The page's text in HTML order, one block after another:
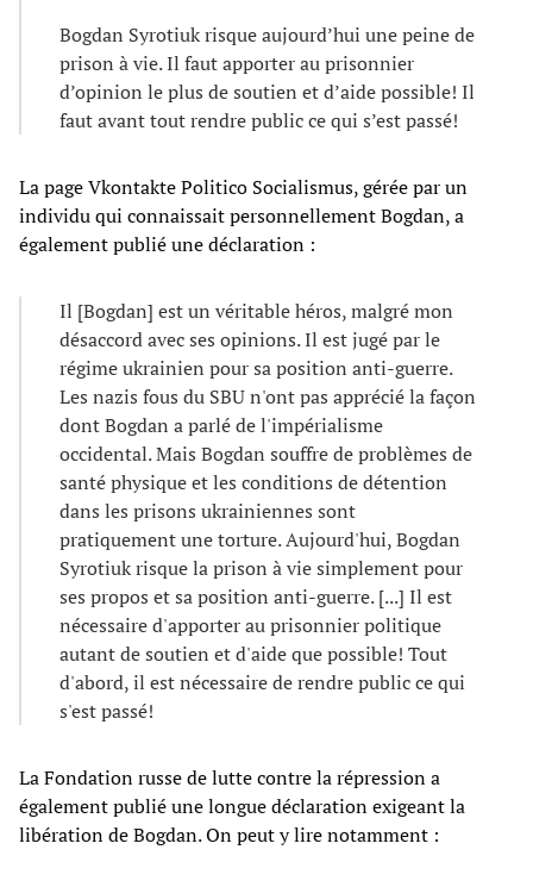
Bogdan Syrotiuk risque aujourd’hui une peine de
prison à vie. Il faut apporter au prisonnier
d’opinion le plus de soutien et d’aide possible! Il
faut avant tout rendre public ce qui s’est passé!
La page Vkontakte Politico Socialismus, gérée par un
individu qui connaissait personnellement Bogdan, a
également publié une déclaration :
Il [Bogdan] est un véritable héros, malgré mon
désaccord avec ses opinions. Il est jugé par le
régime ukrainien pour sa position anti-guerre.
Les nazis fous du SBU n'ont pas apprécié la façon
dont Bogdan a parlé de l'impérialisme
occidental. Mais Bogdan souffre de problèmes de
santé physique et les conditions de détention
dans les prisons ukrainiennes sont
pratiquement une torture. Aujourd'hui, Bogdan
Syrotiuk risque la prison à vie simplement pour
ses propos et sa position anti-guerre. [...] Il est
nécessaire d'apporter au prisonnier politique
autant de soutien et d'aide que possible! Tout
d'abord, il est nécessaire de rendre public ce qui
s'est passé!
La Fondation russe de lutte contre la répression a
également publié une longue déclaration exigeant la
libération de Bogdan. On peut y lire notamment :